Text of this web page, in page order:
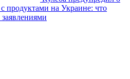
продуктами на Украине: что